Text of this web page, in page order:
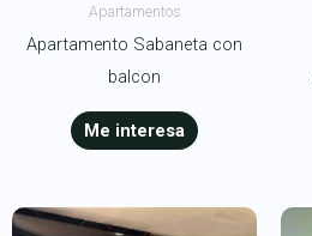
Apartamentos
Apartamento Sabaneta con
balcon
Me interesa